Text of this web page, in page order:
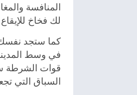
المنافسة
لك فخاخ
كما ستجد نفسك
في وسط
قوات الشرطة
السباق التي